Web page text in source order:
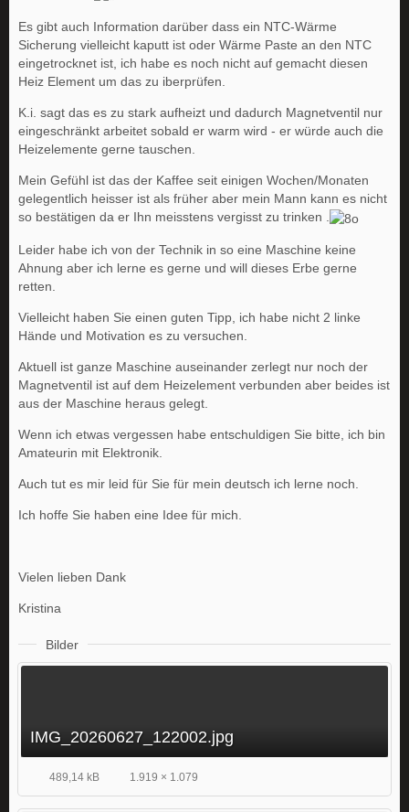
Es gibt auch Information darüber dass ein NTC-Wärme
Sicherung vielleicht kaputt ist oder Wärme Paste an den NTC
eingetrocknet ist, ich habe es noch nicht auf gemacht diesen
Heiz Element um das zu iberprüfen.
K.i. sagt das es zu stark aufheizt und dadurch Magnetventil nur
eingeschränkt arbeitet sobald er warm wird - er würde auch die
Heizelemente gerne tauschen.
Mein Gefühl ist das der Kaffee seit einigen Wochen/Monaten
gelegentlich heisser ist als früher aber mein Mann kann es nicht
so bestätigen da er Ihn meisstens vergisst zu trinken .
Leider habe ich von der Technik in so eine Maschine keine
Ahnung aber ich lerne es gerne und will dieses Erbe gerne
retten.
Vielleicht haben Sie einen guten Tipp, ich habe nicht 2 linke
Hände und Motivation es zu versuchen.
Aktuell ist ganze Maschine auseinander zerlegt nur noch der
Magnetventil ist auf dem Heizelement verbunden aber beides ist
aus der Maschine heraus gelegt.
Wenn ich etwas vergessen habe entschuldigen Sie bitte, ich bin
Amateurin mit Elektronik.
Auch tut es mir leid für Sie für mein deutsch ich lerne noch.
Ich hoffe Sie haben eine Idee für mich.
Vielen lieben Dank
Kristina
Bilder
IMG_20260627_122002.jpg
489,14 kB 1.919 × 1.079